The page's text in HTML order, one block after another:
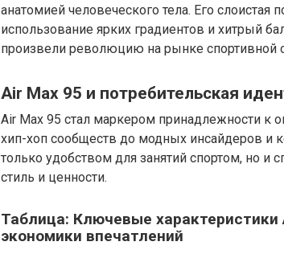
анатомией человеческого тела. Его
использование ярких градиентов и хитрый
произвели революцию на рынке спортивной
Air Max 95 и потребительская
Air Max 95 стал маркером принадлежности к
хип-хоп сообществ до модных инсайдеров и
только удобством для занятий спортом, но и
стиль и ценности.
Таблица: Ключевые характеристики
экономики впечатлений